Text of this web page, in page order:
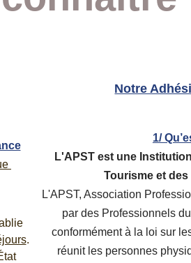
.
Notre
1/
L'APST est une
Tourisme et
L'APST, Association
par des Professionnels
conformément à la loi sur
réunit les personnes